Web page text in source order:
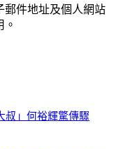
郵件地址及個人網站
叔」何裕輝驚傳驟